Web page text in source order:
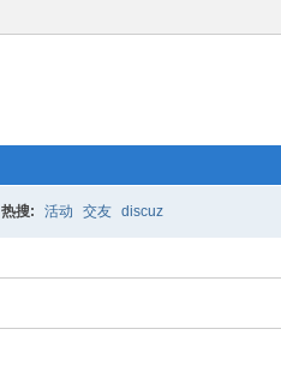
热搜: 活动 交友 discuz